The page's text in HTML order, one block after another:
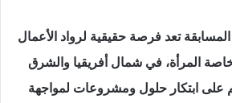
تعد فرصة حقيقية لرواد الأعمال
المرأة، في شمال أفريقيا والشرق
على ابتكار حلول ومشروعات لمواجهة